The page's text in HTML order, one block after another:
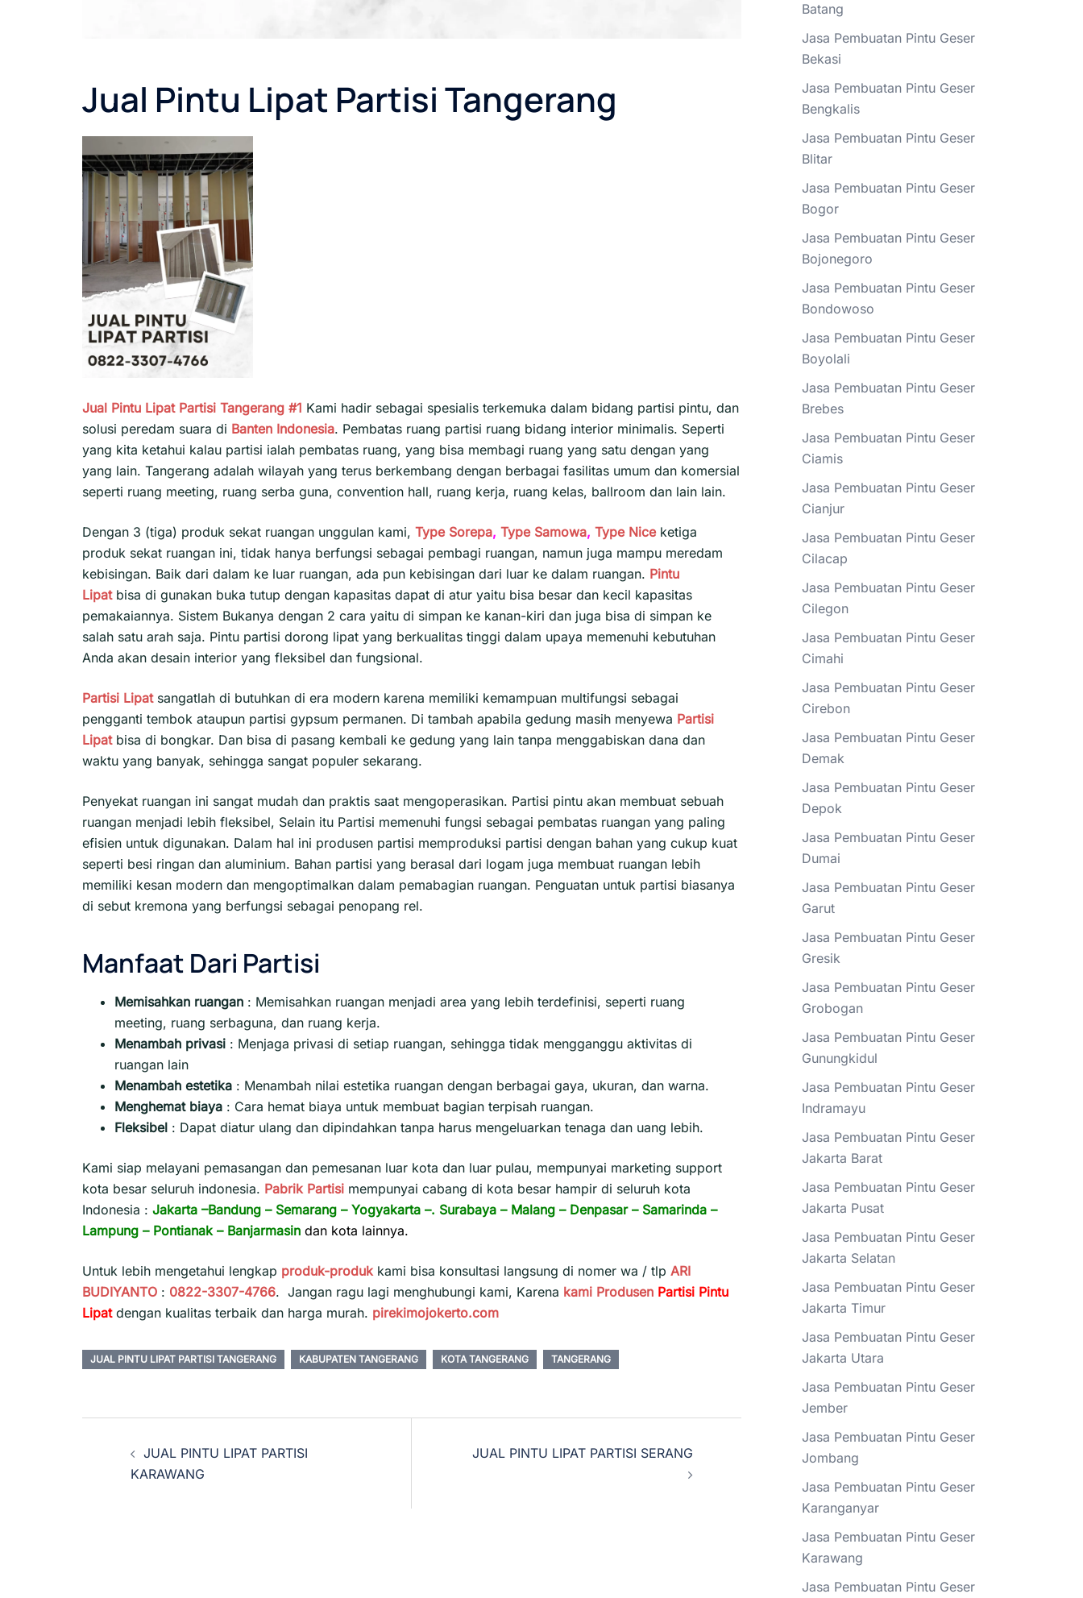
Jual Pintu Lipat Partisi Tangerang
Jual Pintu Lipat Partisi Tangerang #1 Kami hadir sebagai spesialis terkemuka dalam bidang partisi pintu, dan
solusi peredam suara di Banten Indonesia. Pembatas ruang partisi ruang bidang interior minimalis. Seperti
yang kita ketahui kalau partisi ialah pembatas ruang, yang bisa membagi ruang yang satu dengan yang
yang lain. Tangerang adalah wilayah yang terus berkembang dengan berbagai fasilitas umum dan komersial
seperti ruang meeting, ruang serba guna, convention hall, ruang kerja, ruang kelas, ballroom dan lain lain.
Dengan 3 (tiga) produk sekat ruangan unggulan kami, Type Sorepa, Type Samowa, Type Nice ketiga
produk sekat ruangan ini, tidak hanya berfungsi sebagai pembagi ruangan, namun juga mampu meredam
kebisingan. Baik dari dalam ke luar ruangan, ada pun kebisingan dari luar ke dalam ruangan. Pintu
Lipat bisa di gunakan buka tutup dengan kapasitas dapat di atur yaitu bisa besar dan kecil kapasitas
pemakaiannya. Sistem Bukanya dengan 2 cara yaitu di simpan ke kanan-kiri dan juga bisa di simpan ke
salah satu arah saja. Pintu partisi dorong lipat yang berkualitas tinggi dalam upaya memenuhi kebutuhan
Anda akan desain interior yang fleksibel dan fungsional.
Partisi Lipatsangatlah di butuhkan di era modern karena memiliki kemampuan multifungsi sebagai
pengganti tembok ataupun partisi gypsum permanen. Di tambah apabila gedung masih menyewa Partisi
Lipatbisa di bongkar. Dan bisa di pasang kembali ke gedung yang lain tanpa menggabiskan dana dan
waktu yang banyak, sehingga sangat populer sekarang.
Penyekat ruangan ini sangat mudah dan praktis saat mengoperasikan. Partisi pintu akan membuat sebuah
ruangan menjadi lebih fleksibel, Selain itu Partisi memenuhi fungsi sebagai pembatas ruangan yang paling
efisien untuk digunakan. Dalam hal ini produsen partisi memproduksi partisi dengan bahan yang cukup kuat
seperti besi ringan dan aluminium. Bahan partisi yang berasal dari logam juga membuat ruangan lebih
memiliki kesan modern dan mengoptimalkan dalam pemabagian ruangan. Penguatan untuk partisi biasanya
di sebut kremona yang berfungsi sebagai penopang rel.
Manfaat Dari Partisi
Memisahkan ruangan : Memisahkan ruangan menjadi area yang lebih terdefinisi, seperti ruang
meeting, ruang serbaguna, dan ruang kerja.
Menambah privasi : Menjaga privasi di setiap ruangan, sehingga tidak mengganggu aktivitas di
ruangan lain
Menambah estetika : Menambah nilai estetika ruangan dengan berbagai gaya, ukuran, dan warna.
Menghemat biaya : Cara hemat biaya untuk membuat bagian terpisah ruangan.
Fleksibel : Dapat diatur ulang dan dipindahkan tanpa harus mengeluarkan tenaga dan uang lebih.
Kami siap melayani pemasangan dan pemesanan luar kota dan luar pulau, mempunyai marketing support
kota besar seluruh indonesia. Pabrik Partisi mempunyai cabang di kota besar hampir di seluruh kota
Indonesia : Jakarta –Bandung – Semarang – Yogyakarta –. Surabaya – Malang – Denpasar– Samarinda –
Lampung – Pontianak – Banjarmasin dan kota lainnya.
Untuk lebih mengetahui lengkap produk-produk kami bisa konsultasi langsung di nomer wa / tlp ARI
BUDIYANTO : 0822-3307-4766. Jangan ragu lagi menghubungi kami, Karena kami Produsen Partisi Pintu
Lipat dengan kualitas terbaik dan harga murah. pirekimojokerto.com
JUAL PINTU LIPAT PARTISI TANGERANG KABUPATEN TANGERANG KOTA TANGERANG TANGERANG
Navigasi
Tulisan
JUAL PINTU LIPAT PARTISI
KARAWANG
JUAL PINTU LIPAT PARTISI SERANG
Batang
Jasa Pembuatan Pintu Geser
Bekasi
Jasa Pembuatan Pintu Geser
Bengkalis
Jasa Pembuatan Pintu Geser
Blitar
Jasa Pembuatan Pintu Geser
Bogor
Jasa Pembuatan Pintu Geser
Bojonegoro
Jasa Pembuatan Pintu Geser
Bondowoso
Jasa Pembuatan Pintu Geser
Boyolali
Jasa Pembuatan Pintu Geser
Brebes
Jasa Pembuatan Pintu Geser
Ciamis
Jasa Pembuatan Pintu Geser
Cianjur
Jasa Pembuatan Pintu Geser
Cilacap
Jasa Pembuatan Pintu Geser
Cilegon
Jasa Pembuatan Pintu Geser
Cimahi
Jasa Pembuatan Pintu Geser
Cirebon
Jasa Pembuatan Pintu Geser
Demak
Jasa Pembuatan Pintu Geser
Depok
Jasa Pembuatan Pintu Geser
Dumai
Jasa Pembuatan Pintu Geser
Garut
Jasa Pembuatan Pintu Geser
Gresik
Jasa Pembuatan Pintu Geser
Grobogan
Jasa Pembuatan Pintu Geser
Gunungkidul
Jasa Pembuatan Pintu Geser
Indramayu
Jasa Pembuatan Pintu Geser
Jakarta Barat
Jasa Pembuatan Pintu Geser
Jakarta Pusat
Jasa Pembuatan Pintu Geser
Jakarta Selatan
Jasa Pembuatan Pintu Geser
Jakarta Timur
Jasa Pembuatan Pintu Geser
Jakarta Utara
Jasa Pembuatan Pintu Geser
Jember
Jasa Pembuatan Pintu Geser
Jombang
Jasa Pembuatan Pintu Geser
Karanganyar
Jasa Pembuatan Pintu Geser
Karawang
Jasa Pembuatan Pintu Geser